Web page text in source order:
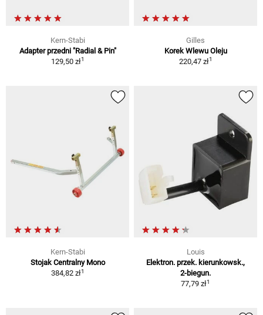
Kern-Stabi
Adapter przedni "Radial & Pin"
129,50 zł1
Gilles
Korek Wlewu Oleju
220,47 zł1
Kern-Stabi
Stojak Centralny Mono
384,82 zł1
Louis
Elektron. przek. kierunkowsk.,
2-biegun.
77,79 zł1